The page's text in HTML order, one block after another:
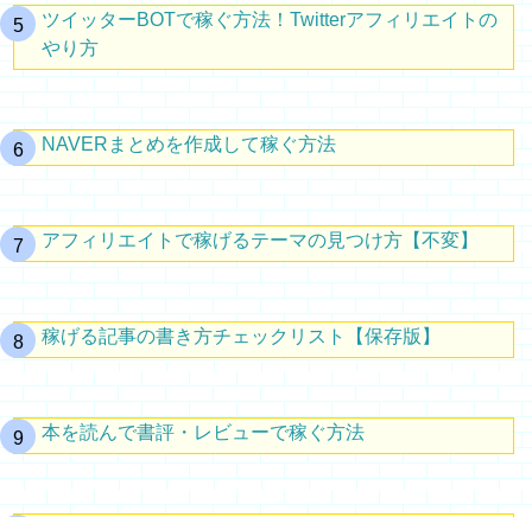
ツイッターBOTで稼ぐ方法！Twitterアフィリエイトの
やり方
NAVERまとめを作成して稼ぐ方法
アフィリエイトで稼げるテーマの見つけ方【不変】
稼げる記事の書き方チェックリスト【保存版】
本を読んで書評・レビューで稼ぐ方法